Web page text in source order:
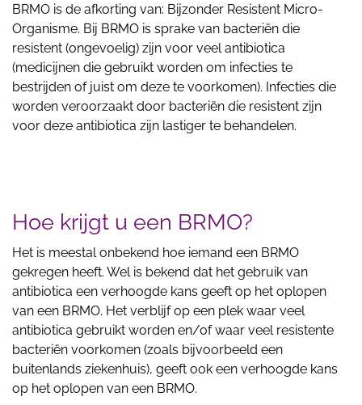
BRMO is de afkorting van: Bijzonder Resistent Micro-
Organisme. Bij BRMO is sprake van bacteriën die
resistent (ongevoelig) zijn voor veel antibiotica
(medicijnen die gebruikt worden om infecties te
bestrijden of juist om deze te voorkomen). Infecties die
worden veroorzaakt door bacteriën die resistent zijn
voor deze antibiotica zijn lastiger te behandelen.
Hoe krijgt u een BRMO?
Het is meestal onbekend hoe iemand een BRMO
gekregen heeft. Wel is bekend dat het gebruik van
antibiotica een verhoogde kans geeft op het oplopen
van een BRMO. Het verblijf op een plek waar veel
antibiotica gebruikt worden en/of waar veel resistente
bacteriën voorkomen (zoals bijvoorbeeld een
buitenlands ziekenhuis), geeft ook een verhoogde kans
op het oplopen van een BRMO.